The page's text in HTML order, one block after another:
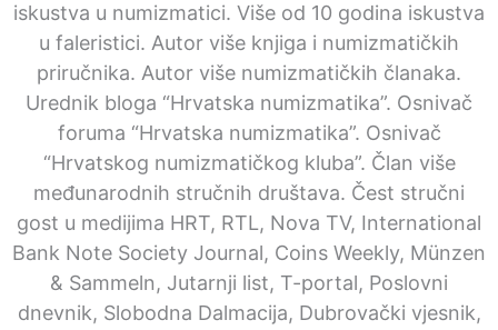
iskustva u numizmatici. Više od 10 godina iskustva
u faleristici. Autor više knjiga i numizmatičkih
priručnika. Autor više numizmatičkih članaka.
Urednik bloga “Hrvatska numizmatika”. Osnivač
foruma “Hrvatska numizmatika”. Osnivač
“Hrvatskog numizmatičkog kluba”. Član više
međunarodnih stručnih društava. Čest stručni
gost u medijima HRT, RTL, Nova TV, International
Bank Note Society Journal, Coins Weekly, Münzen
& Sammeln, Jutarnji list, T-portal, Poslovni
dnevnik, Slobodna Dalmacija, Dubrovački vjesnik,